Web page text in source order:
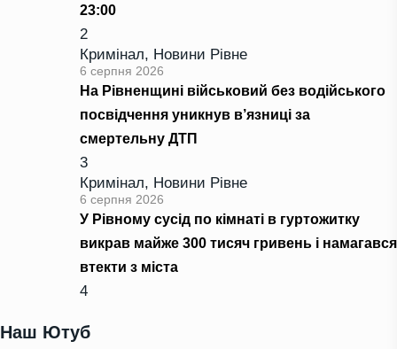
23:00
2
Кримінал, Новини Рівне
6 серпня 2026
На Рівненщині військовий без водійського
посвідчення уникнув в’язниці за
смертельну ДТП
3
Кримінал, Новини Рівне
6 серпня 2026
У Рівному сусід по кімнаті в гуртожитку
викрав майже 300 тисяч гривень і намагався
втекти з міста
4
Наш Ютуб